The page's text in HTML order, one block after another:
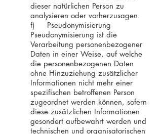
dieser natürlichen Person zu
analysieren oder vorherzusagen.
f) Pseudonymisierung
Pseudonymisierung ist die
Verarbeitung personenbezogener
Daten in einer Weise, auf welche
die personenbezogenen Daten
ohne Hinzuziehung zusätzlicher
Informationen nicht mehr einer
spezifischen betroffenen Person
zugeordnet werden können, sofern
diese zusätzlichen Informationen
gesondert aufbewahrt werden und
technischen und organisatorischen